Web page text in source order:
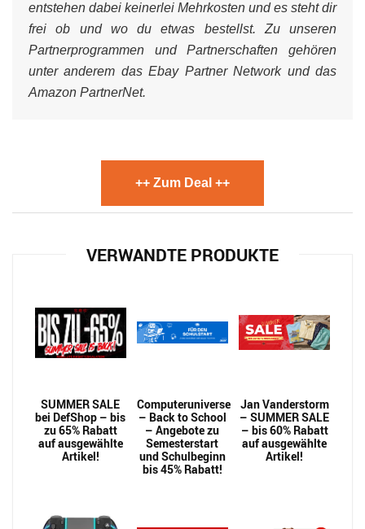
entstehen dabei keinerlei Mehrkosten und es steht dir
frei ob und wo du etwas bestellst. Zu unseren
Partnerprogrammen und Partnerschaften gehören
unter anderem das Ebay Partner Network und das
Amazon PartnerNet.
++ Zum Deal ++
VERWANDTE PRODUKTE
SUMMER SALE
bei DefShop – bis
zu 65% Rabatt
auf ausgewählte
Artikel!
Computeruniverse
– Back to School
– Angebote zu
Semesterstart
und Schulbeginn
bis 45% Rabatt!
Jan Vanderstorm
– SUMMER SALE
– bis 60% Rabatt
auf ausgewählte
Artikel!